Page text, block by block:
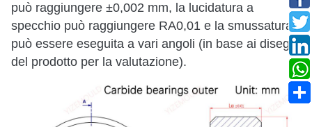
può raggiungere ±0,002 mm, la lucidatura a
specchio può raggiungere RA0,01 e la smussatura
può essere eseguita a vari angoli (in base ai disegni
del prodotto per la valutazione).